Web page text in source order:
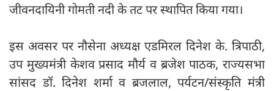
जीवनदायिनी गोमती नदी के तट पर स्थापित किया गया।
इस अवसर पर नौसेना अध्यक्ष एडमिरल दिनेश के. त्रिपाठी,
उप मुख्यमंत्री केशव प्रसाद मौर्य व ब्रजेश पाठक, राज्यसभा
सांसद डॉ. दिनेश शर्मा व ब्रजलाल, पर्यटन/संस्कृति मंत्री